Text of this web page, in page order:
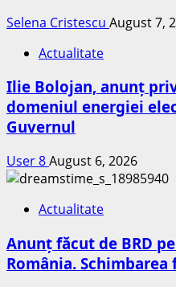
Selena Cristescu August 7,
Actualitate
Ilie Bolojan, anunț
domeniul energiei
Guvernul
User 8August 6, 2026
Actualitate
Anunț făcut de BRD
România.